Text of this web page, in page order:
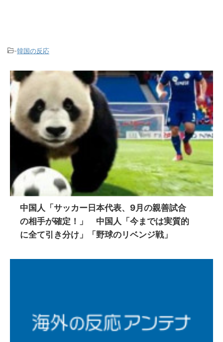
-韓国の反応
中国人「サッカー日本代表、9月の親善試合
の相手が確定！」 中国人「今までは実質的
に全て引き分け」「野球のリベンジ戦」